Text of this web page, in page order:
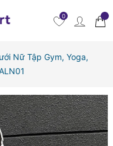
0
Nữ Tập Gym, Yoga,